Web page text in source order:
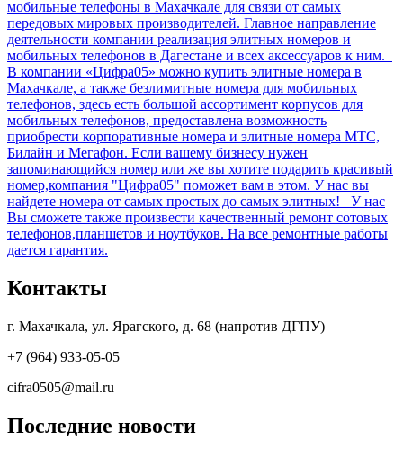
мобильные телефоны в Махачкале для связи от самых
передовых мировых производителей. Главное направление
деятельности компании реализация элитных номеров и
мобильных телефонов в Дагестане и всех аксессуаров к ним.
В компании «Цифра05» можно купить элитные номера в
Махачкале, а также безлимитные номера для мобильных
телефонов, здесь есть большой ассортимент корпусов для
мобильных телефонов, предоставлена возможность
приобрести корпоративные номера и элитные номера МТС,
Билайн и Мегафон. Если вашему бизнесу нужен
запоминающийся номер или же вы хотите подарить красивый
номер,компания "Цифра05" поможет вам в этом. У нас вы
найдете номера от самых простых до самых элитных! У нас
Вы сможете также произвести качественный ремонт сотовых
телефонов,планшетов и ноутбуков. На все ремонтные работы
дается гарантия.
Контакты
г. Махачкала, ул. Ярагского, д. 68 (напротив ДГПУ)
+7 (964) 933-05-05
cifra0505@mail.ru
Последние новости